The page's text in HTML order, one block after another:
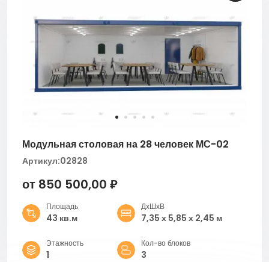
Модульная столовая на 28 человек МС-02
Артикул:02828
от 850 500,00 ₽
Площадь
43 кв.м
ДхШхВ
7,35 х 5,85 х 2,45 м
Этажность
1
Кол-во блоков
3